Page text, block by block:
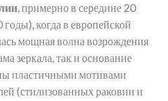
, примерно в середине 20
когда в европейской
мощная волна возрождения
зеркала, так и основание
пластичными мотивами
(стилизованных раковин и